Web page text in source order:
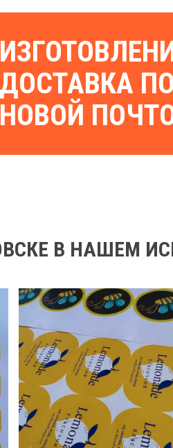
ДОСТАВКА
НОВОЙ
В НАШЕМ